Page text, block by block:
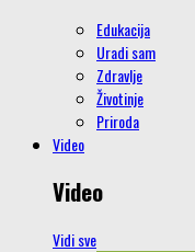
Edukacija
Uradi sam
Zdravlje
Životinje
Priroda
Video
Video
Vidi sve